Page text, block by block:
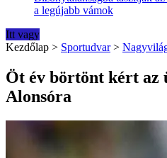
a legújabb vámok
Itt vagy
Kezdőlap > Sportudvar >
Öt év börtönt kért az
Alonsóra